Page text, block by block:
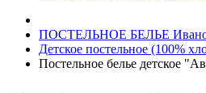
ПОСТЕЛЬНОE БЕЛЬE
Детское постельное (100%
Постельное белье детское